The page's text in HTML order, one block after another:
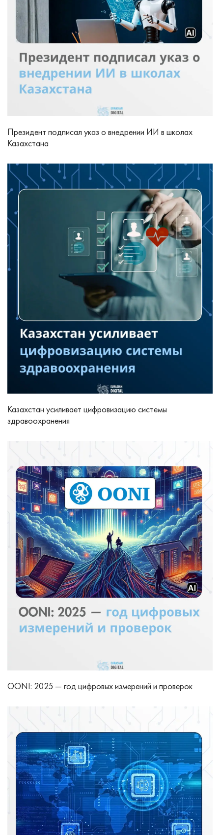
Президент подписал указ о внедрении ИИ в школах
Казахстана
Казахстан усиливает цифровизацию системы
здравоохранения
OONI: 2025 — год цифровых измерений и проверок